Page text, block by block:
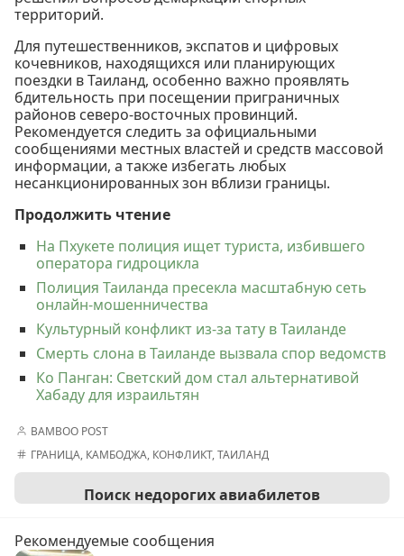
территорий.
Для путешественников, экспатов и цифровых
кочевников, находящихся или планирующих
поездки в Таиланд, особенно важно проявлять
бдительность при посещении приграничных
районов северо-восточных провинций.
Рекомендуется следить за официальными
сообщениями местных властей и средств массовой
информации, а также избегать любых
несанкционированных зон вблизи границы.
Продолжить чтение
На Пхукете полиция ищет туриста, избившего
оператора гидроцикла
Полиция Таиланда пресекла масштабную сеть
онлайн-мошенничества
Культурный конфликт из-за тату в Таиланде
Смерть слона в Таиланде вызвала спор ведомств
Ко Панган: Светский дом стал альтернативой
Хабаду для израильтян
BAMBOO POST
ГРАНИЦА, КАМБОДЖА, КОНФЛИКТ,ТАИЛАНД
Поиск недорогих авиабилетов
Рекомендуемые сообщения